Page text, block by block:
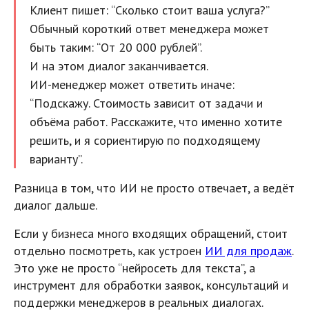
Клиент пишет: “Сколько стоит ваша услуга?”
Обычный короткий ответ менеджера может
быть таким: “От 20 000 рублей”.
И на этом диалог заканчивается.
ИИ-менеджер может ответить иначе:
“Подскажу. Стоимость зависит от задачи и
объёма работ. Расскажите, что именно хотите
решить, и я сориентирую по подходящему
варианту”.
Разница в том, что ИИ не просто отвечает, а ведёт
диалог дальше.
Если у бизнеса много входящих обращений, стоит
отдельно посмотреть, как устроен ИИ для продаж.
Это уже не просто “нейросеть для текста”, а
инструмент для обработки заявок, консультаций и
поддержки менеджеров в реальных диалогах.